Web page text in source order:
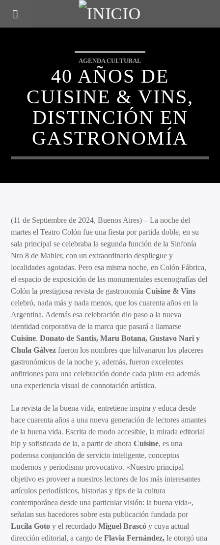
AGENDA CULTURAL
40 AÑOS DE
CUISINE & VINS,
DISTINCIÓN EN
GASTRONOMÍA
(11 de Septiembre de 2024, Buenos Aires) – La noche del
martes el Teatro Colón fue una fiesta por partida doble, en su
sala principal se celebraba la segunda función de la Sinfonía
Nro 8 de Mahler, con un extraordinario despliegue y
localidades agotadas. Pero esa misma noche, en Colón Fábrica,
el espacio de exposición de las monumentales escenografías del
Colón la prestigiosa revista de gastronomíaCuisine & Vins
celebró, nada más y nada menos, que los cuarenta años en la
Argentina. Además esa celebración dio paso a la nueva
identidad corporativa de la marca que pasará a llamarse
Cuisine.Donato de Santis, Maru Botana, Gustavo Nari y
Chula Gálvezfueron los nombres que hilvanaron los placeres
gastronómicos de la noche y, además, fueron excelentes
anfitriones para una celebración donde cada plato era además
una experiencia visual de connotación artística.
La revista de la buena vida, entretiene inspira y educa desde
hace cuarenta años a una nueva generación de lectores amantes
de la buena vida. Escrita de modo accesible, la mirada editorial
hip y sofisticada de la, a partir de ahoraCuisine, es una
poderosa conjunción de servicio inteligente, conceptos
modernos y periodismo provocativo. «Nuestro principal
objetivo es proveer a nuestros lectores de los más interesantes
artículos periodísticos, historias y tips de la cultura
contemporánea desde una particular visión: la buena vida»,
señalan sus hacedores sobre esta publicación fundada por
Lucila Goto y el recordadoMiguel Brascó y cuya actual
dirección editorial, a cargo deFlavia Fernández, le otorgó una